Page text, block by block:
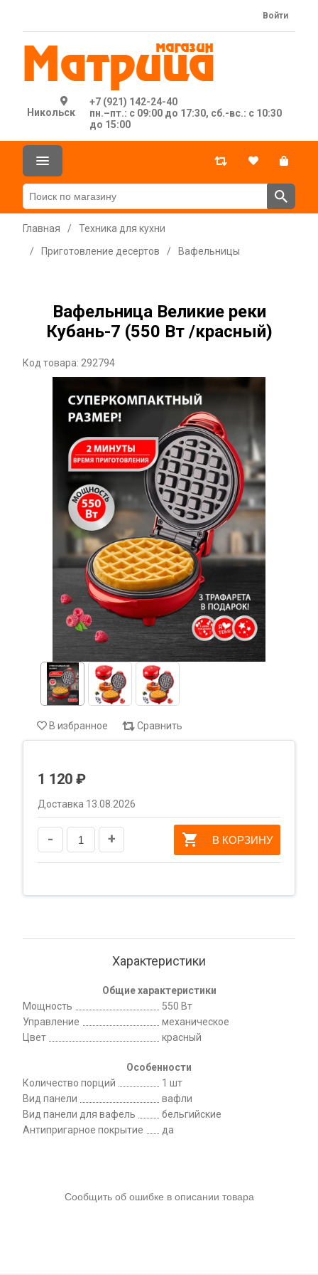
Никольск
+7 (921) 142-24-40
пн.–пт.: с 09:00 до 17:30, сб.-вс.: с 10:30
до 15:00
Войти
Главная /
Техника для кухни
/
Приготовление десертов / Вафельницы
Вафельница Великие реки
Кубань-7 (550 Вт /красный)
Код товара: 292794
В избранное Сравнить
1 120 ₽
Доставка 13.08.2026
- + В КОРЗИНУ
Характеристики
Общие характеристики
Мощность
550 Вт
Управление
механическое
Цвет
красный
Особенности
Количество порций
1 шт
Вид панели
вафли
Вид панели для вафель
бельгийские
Антипригарное покрытие
да
Сообщить об ошибке в описании товара